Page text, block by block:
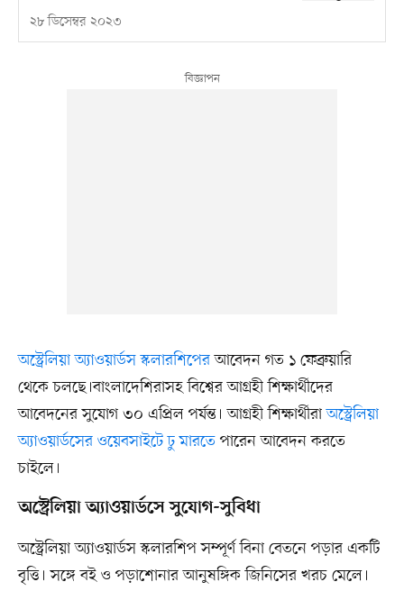
২৮ ডিসেম্বর ২০২৩
অস্ট্রেলিয়া অ্যাওয়ার্ডস স্কলারশিপেরআবেদন গত ১ ফেব্রুয়ারি
থেকে চলছে।বাংলাদেশিরাসহ বিশ্বের আগ্রহী শিক্ষার্থীদের
আবেদনের সুযোগ ৩০ এপ্রিল পর্যন্ত। আগ্রহী শিক্ষার্থীরাঅস্ট্রেলিয়া
অ্যাওয়ার্ডসের ওয়েবসাইটে ঢু মারতেপারেন আবেদন করতে
চাইলে।
অস্ট্রেলিয়া অ্যাওয়ার্ডসে সুযোগ-সুবিধা
অস্ট্রেলিয়া অ্যাওয়ার্ডস স্কলারশিপ সম্পূর্ণ বিনা বেতনে পড়ার একটি
বৃত্তি। সঙ্গে বই ও পড়াশোনার আনুষঙ্গিক জিনিসের খরচ মেলে।